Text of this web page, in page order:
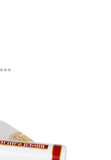
テュボス
130 mm / 5.1 インチ